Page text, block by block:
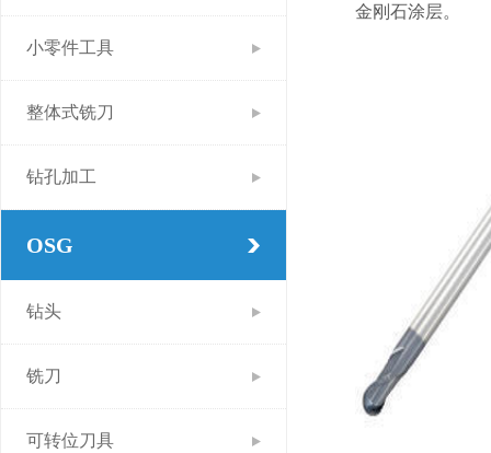
小零件工具
整体式铣刀
钻孔加工
OSG
钻头
铣刀
可转位刀具
金刚石涂层。